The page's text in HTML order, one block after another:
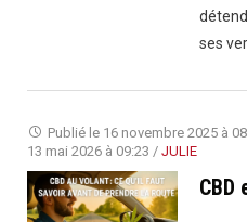
ses
Publié le 16 novembre 2025 à
13 mai 2026 à 09:23 / JULIE